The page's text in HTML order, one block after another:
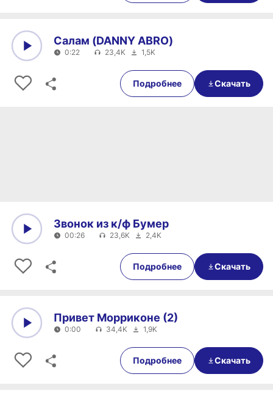
0:22
Салам (DANNY ABRO)
0:22 23,4K 1,5K
Подробнее Скачать
00:26
Звонок из к/ф Бумер
00:26 23,6K 2,4K
Подробнее Скачать
0:00
Привет Морриконе (2)
0:00 34,4K 1,9K
Подробнее Скачать